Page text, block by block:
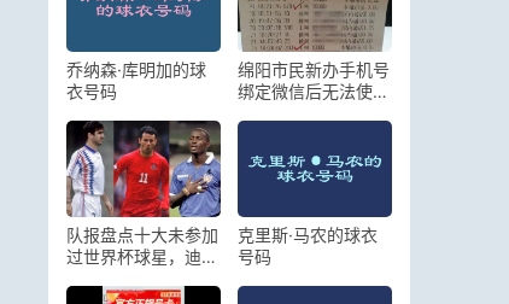
乔纳森·库明加的球
衣号码
绵阳市民新办手机号
绑定微信后无法使
队报盘点十大未参加
过世界杯球星，迪-
克里斯·马农的球衣
号码